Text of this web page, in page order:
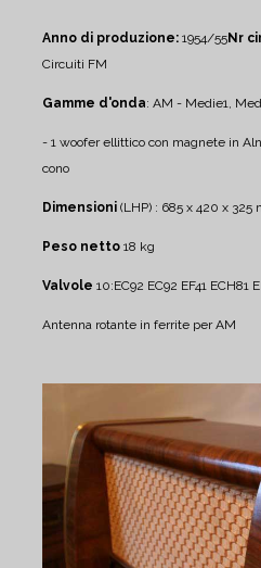
Anno di produzione: 1954/55Nr
Circuiti FM
Gamme d'onda: AM - Medie1,
- 1 woofer ellittico con magnete in
cono
Dimensioni (LHP) : 685 x 420 x 325
Peso netto 18 kg
Valvole 10:EC92 EC92 EF41 ECH81
Antenna rotante in ferrite per AM